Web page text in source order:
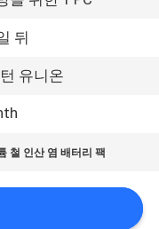
뒤
유니온
철 인산 염 배터리 팩